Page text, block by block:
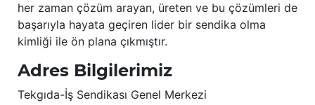
her zaman çözüm arayan, üreten ve bu çözümleri de
başarıyla hayata geçiren lider bir sendika olma
kimliği ile ön plana çıkmıştır.
Adres Bilgilerimiz
Tekgıda-İş Sendikası Genel Merkezi